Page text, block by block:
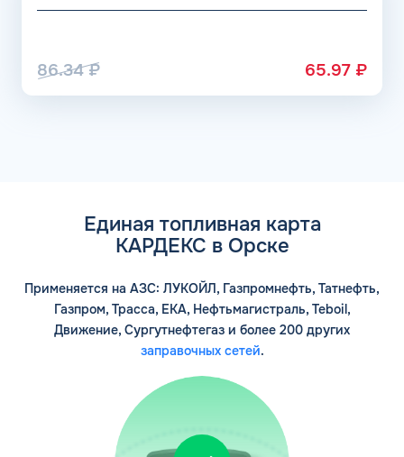
86.34₽ 65.97 ₽
Единая топливная карта
КАРДЕКС в Орске
Применяется на АЗС: ЛУКОЙЛ, Газпромнефть, Татнефть,
Газпром, Трасса, ЕКА, Нефтьмагистраль, Teboil,
Движение, Сургутнефтегаз и более 200 других
заправочных сетей.